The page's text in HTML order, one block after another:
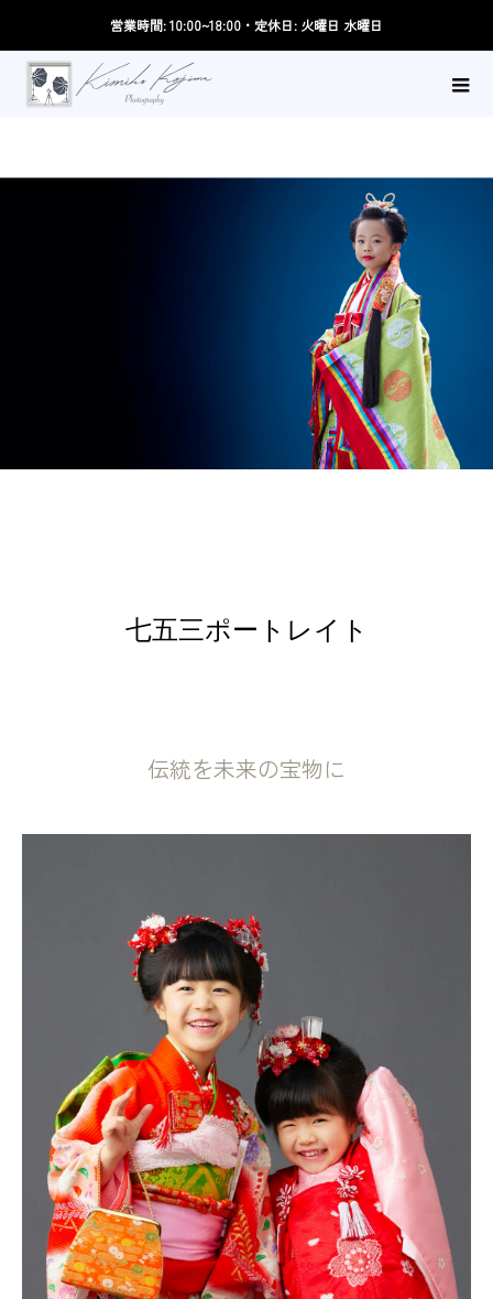
営業時間: 10:00~18:00・定休日: 火曜日 水曜日
七五三ポートレイト
伝統を未来の宝物に